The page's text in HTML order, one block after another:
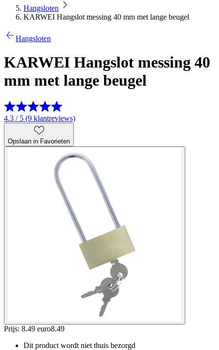
Hangsloten
KARWEI Hangslot messing 40 mm met lange beugel
Hangsloten
KARWEI Hangslot messing 40
mm met lange beugel
4.3 / 5 (9 klantreviews)
Opslaan in Favorieten
Prijs: 8.49 euro8.49
Dit product wordt niet thuis bezorgd